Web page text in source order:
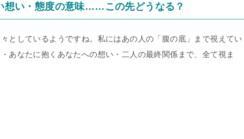
想い・態度の意味……この先どうなる？
としているようですね。私にはあの人の「腹の底」まで視えてい
なたに抱くあなたへの想い・二人の最終関係まで、全て視ま